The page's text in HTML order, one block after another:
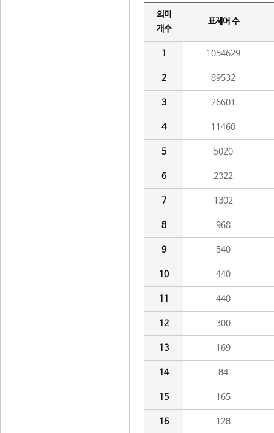
의미
개수
표제어 수
1 1054629
2 89532
3 26601
4 11460
5 5020
6 2322
7 1302
8 968
9 540
10 440
11 440
12 300
13 169
14 84
15 165
16 128